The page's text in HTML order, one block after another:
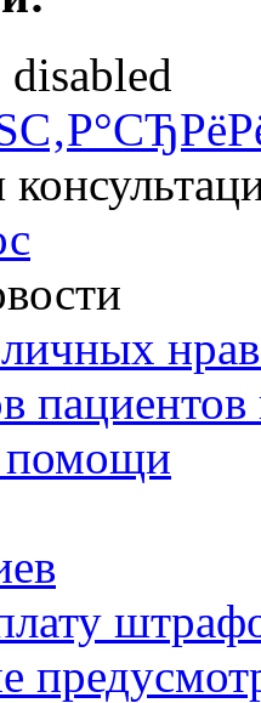
disabled
помощи